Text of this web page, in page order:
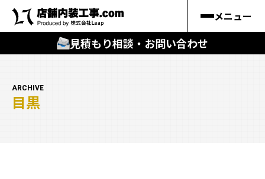
メニュー
見積もり相談・お問い合わせ
ARCHIVE
目黒